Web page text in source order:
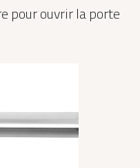
pour ouvrir la porte